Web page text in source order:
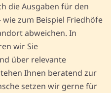
die Ausgaben für den
zum Beispiel Friedhöfe
abweichen. In
wir Sie
über relevante
Ihnen beratend zur
setzen wir gerne für